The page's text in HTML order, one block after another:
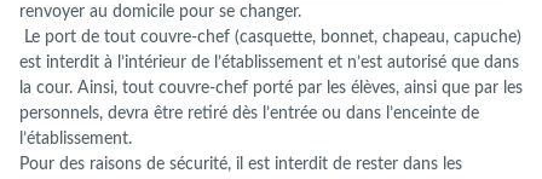
renvoyer au domicile pour se changer.
Le port de tout couvre-chef (casquette, bonnet, chapeau, capuche)
est interdit à l’intérieur de l’établissement et n’est autorisé que dans
la cour. Ainsi, tout couvre-chef porté par les élèves, ainsi que par les
personnels, devra être retiré dès l’entrée ou dans l’enceinte de
l’établissement.
Pour des raisons de sécurité, il est interdit de rester dans les